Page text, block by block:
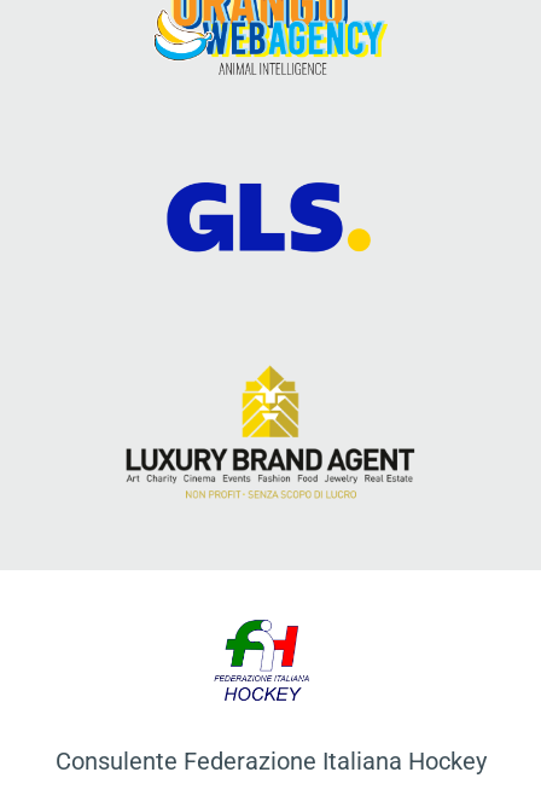
Consulente Federazione Italiana Hockey​